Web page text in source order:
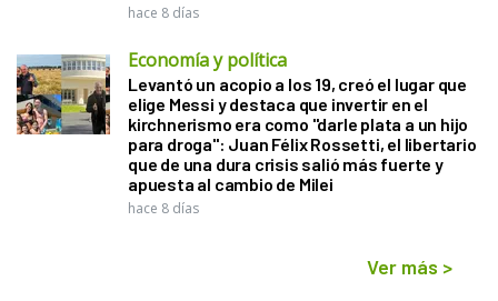
hace 8 días
Economía y política
Levantó un acopio a los 19, creó el lugar que
elige Messi y destaca que invertir en el
kirchnerismo era como "darle plata a un hijo
para droga": Juan Félix Rossetti, el libertario
que de una dura crisis salió más fuerte y
apuesta al cambio de Milei
hace 8 días
Ver más >